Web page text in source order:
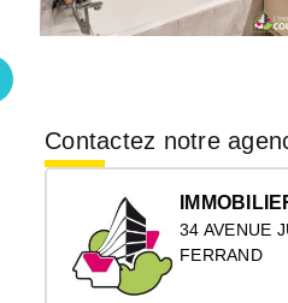
Contactez notre
34 AVENUE
FERRAND